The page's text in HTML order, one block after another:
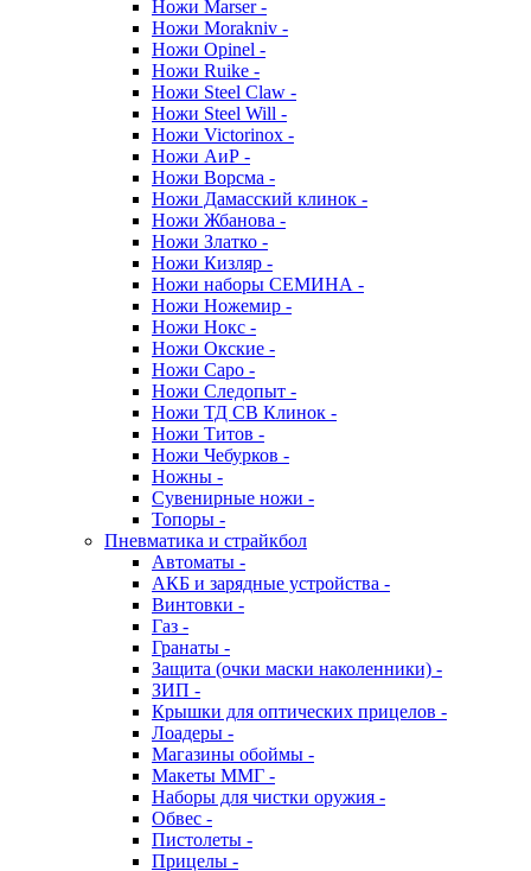
Ножи Marser -
Ножи Morakniv -
Ножи Opinel -
Ножи Ruike -
Ножи Steel Claw -
Ножи Steel Will -
Ножи Victorinox -
Ножи АиР -
Ножи Ворсма -
Ножи Дамасский клинок -
Ножи Жбанова -
Ножи Златко -
Ножи Кизляр -
Ножи наборы СЕМИНА -
Ножи Ножемир -
Ножи Нокс -
Ножи Окские -
Ножи Саро -
Ножи Следопыт -
Ножи ТД СВ Клинок -
Ножи Титов -
Ножи Чебурков -
Ножны -
Сувенирные ножи -
Топоры -
Пневматика и страйкбол
Автоматы -
АКБ и зарядные устройства -
Винтовки -
Газ -
Гранаты -
Защита (очки маски наколенники) -
ЗИП -
Крышки для оптических прицелов -
Лоадеры -
Магазины обоймы -
Макеты ММГ -
Наборы для чистки оружия -
Обвес -
Пистолеты -
Прицелы -